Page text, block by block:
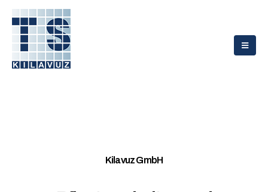
Kilavuz GmbH